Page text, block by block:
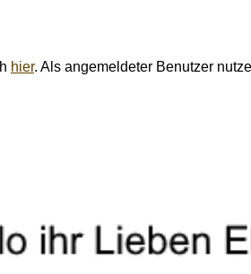
hier. Als angemeldeter Benutzer